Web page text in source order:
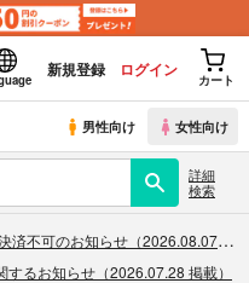
新規登録 ログイン
カート
男性向け 女性向け
詳細
検索
可のお知らせ（2026.08.07 掲載）
るお知らせ（2026.07.28 掲載）